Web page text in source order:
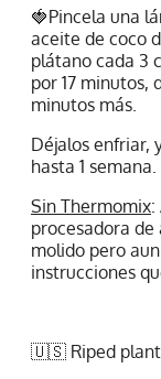
🍓Pincela una
aceite de coco
plátano cada 3
por 17 minutos,
minutos más.
Déjalos enfriar,
hasta 1 semana.
Sin Thermomix:
procesadora
molido pero
instrucciones
🇺🇸 Riped